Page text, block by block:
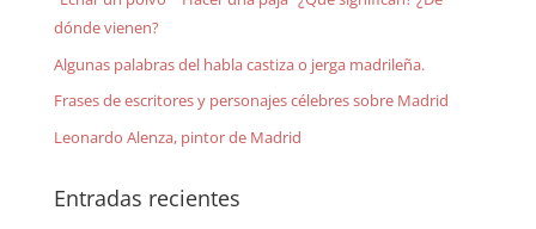
dónde vienen?
Algunas palabras del habla castiza o jerga madrileña.
Frases de escritores y personajes célebres sobre Madrid
Leonardo Alenza, pintor de Madrid
Entradas recientes